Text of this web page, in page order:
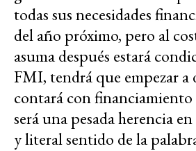
todas sus necesidades
del año próximo, pero al
asuma después estará
FMI, tendrá que empezar a
contará con financiamiento
será una pesada herencia
y literal sentido de la